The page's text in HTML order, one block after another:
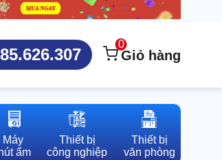
0
Giỏ hàng
Máy
hút ẩm
Thiết bị
công nghiệp
Thiết bị
văn phòng